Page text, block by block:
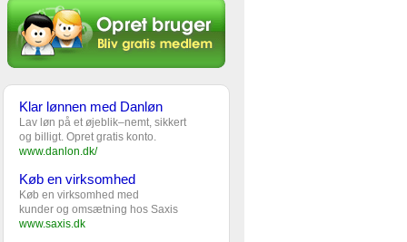
Klar lønnen med Danløn
Lav løn på et øjeblik–nemt, sikkert
og billigt. Opret gratis konto.
www.danlon.dk/
Køb en virksomhed
Køb en virksomhed med
kunder og omsætning hos Saxis
www.saxis.dk